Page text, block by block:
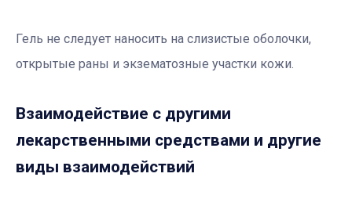
Гель не следует наносить на слизистые оболочки,
открытые раны и экзематозные участки кожи.
Взаимодействие с другими
лекарственными средствами и другие
виды взаимодействий